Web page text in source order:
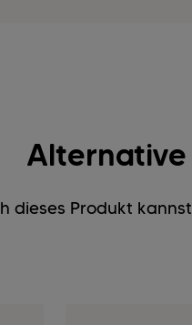
dieses Produkt